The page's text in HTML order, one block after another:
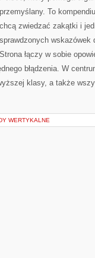
przemyślany. To
chcą zwiedzać zakątki i
sprawdzonych wskazówek
Strona łączy w sobie
błądzenia. W
klasy, a także
WERTYKALNE